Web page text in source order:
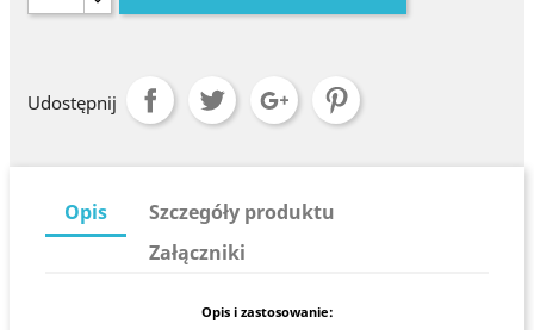
Udostępnij
Opis
Szczegóły produktu
Załączniki
Opis i zastosowanie: